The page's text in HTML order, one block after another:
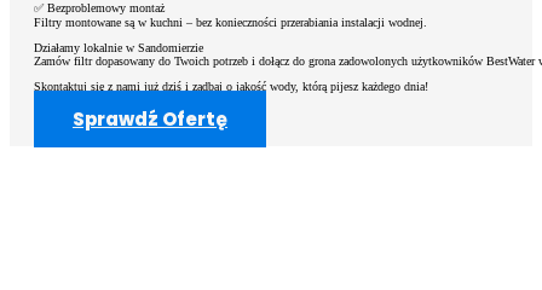
Filtry do wody z osmozy
✅ Bezproblemowy montaż
Filtry montowane są w kuchni – bez konieczności przerabiania instalacji wodnej.
Działamy lokalnie w Sandomierzie
Zamów filtr dopasowany do Twoich potrzeb i dołącz do grona zadowolonych użytkowników BestWater
Skontaktuj się z nami już dziś i zadbaj o jakość wody, którą pijesz każdego dnia!
Sprawdź Ofertę